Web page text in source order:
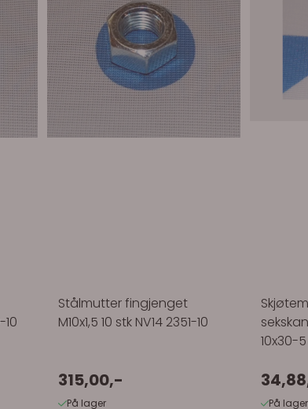
10
Stålmutter fingjenget
M10x1,5 10 stk NV14 2351-10
315,00,-
På lager
10x30-5
På lager